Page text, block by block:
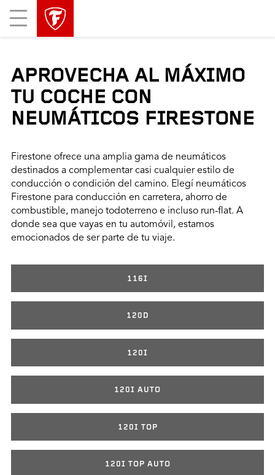
Mobile
Menu
APROVECHA AL MÁXIMO
TU COCHE CON
NEUMÁTICOS FIRESTONE
Firestone ofrece una amplia gama de neumáticos
destinados a complementar casi cualquier estilo de
conducción o condición del camino. Elegí neumáticos
Firestone para conducción en carretera, ahorro de
combustible, manejo todoterreno e incluso run-flat. A
donde sea que vayas en tu automóvil, estamos
emocionados de ser parte de tu viaje.
116I
120D
120I
120I AUTO
120I TOP
120I TOP AUTO